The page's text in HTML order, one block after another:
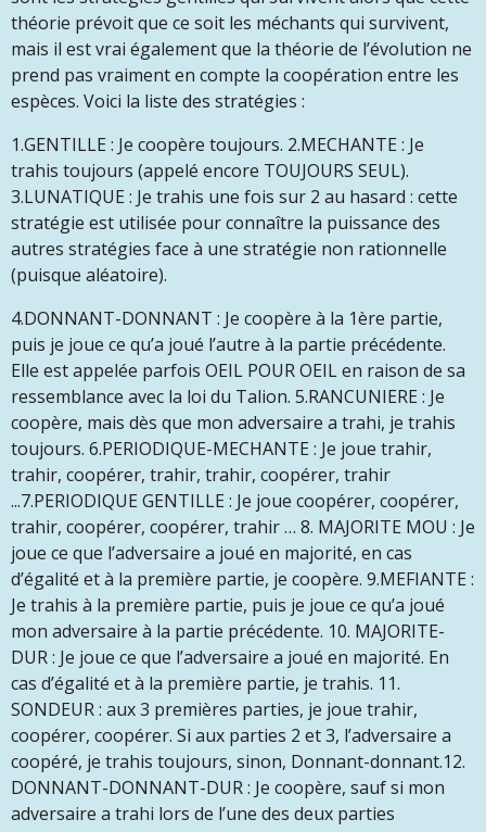
théorie prévoit que ce soit les méchants qui survivent,
mais il est vrai également que la théorie de l’évolution ne
prend pas vraiment en compte la coopération entre les
espèces. Voici la liste des stratégies :
1.GENTILLE : Je coopère toujours. 2.MECHANTE : Je
trahis toujours (appelé encore TOUJOURS SEUL).
3.LUNATIQUE : Je trahis une fois sur 2 au hasard : cette
stratégie est utilisée pour connaître la puissance des
autres stratégies face à une stratégie non rationnelle
(puisque aléatoire).
4.DONNANT-DONNANT : Je coopère à la 1ère partie,
puis je joue ce qu’a joué l’autre à la partie précédente.
Elle est appelée parfois OEIL POUR OEIL en raison de sa
ressemblance avec la loi du Talion. 5.RANCUNIERE : Je
coopère, mais dès que mon adversaire a trahi, je trahis
toujours. 6.PERIODIQUE-MECHANTE : Je joue trahir,
trahir, coopérer, trahir, trahir, coopérer, trahir
...7.PERIODIQUE GENTILLE : Je joue coopérer, coopérer,
trahir, coopérer, coopérer, trahir … 8. MAJORITE MOU : Je
joue ce que l’adversaire a joué en majorité, en cas
d’égalité et à la première partie, je coopère. 9.MEFIANTE :
Je trahis à la première partie, puis je joue ce qu’a joué
mon adversaire à la partie précédente. 10. MAJORITE-
DUR : Je joue ce que l’adversaire a joué en majorité. En
cas d’égalité et à la première partie, je trahis. 11.
SONDEUR : aux 3 premières parties, je joue trahir,
coopérer, coopérer. Si aux parties 2 et 3, l’adversaire a
coopéré, je trahis toujours, sinon, Donnant-donnant.12.
DONNANT-DONNANT-DUR : Je coopère, sauf si mon
adversaire a trahi lors de l’une des deux parties